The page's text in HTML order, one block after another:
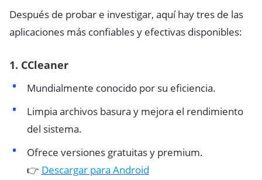
Después de probar e investigar, aquí hay tres de las
aplicaciones más confiables y efectivas disponibles:
1. CCleaner
Mundialmente conocido por su eficiencia.
Limpia archivos basura y mejora el rendimiento
del sistema.
Ofrece versiones gratuitas y premium.
👉 Descargar para Android